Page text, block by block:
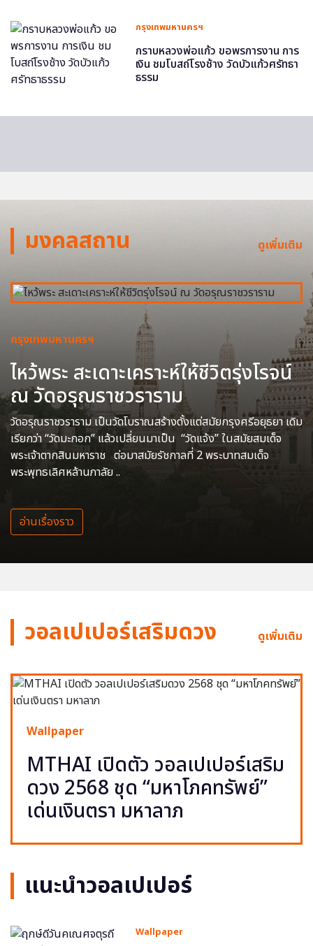
กรุงเทพมหานครฯ
กราบหลวงพ่อแก้ว ขอพรการงาน การ
เงิน ชมโบสถ์โรงช้าง วัดบัวแก้วศรัทธา
ธรรม
มงคลสถาน ดูเพิ่มเติม
กรุงเทพมหานครฯ
ไหว้พระ สะเดาะเคราะห์ให้ชีวิตรุ่งโรจน์
ณ วัดอรุณราชวราราม
วัดอรุณราชวราราม เป็นวัดโบราณสร้างตั้งแต่สมัยกรุงศรีอยุธยา เดิม
เรียกว่า “วัดมะกอก” แล้วเปลี่ยนมาเป็น “วัดแจ้ง” ในสมัยสมเด็จ
พระเจ้าตากสินมหาราช ต่อมาสมัยรัชกาลที่ 2 พระบาทสมเด็จ
พระพุทธเลิศหล้านภาลัย ..
อ่านเรื่องราว
วอลเปเปอร์เสริมดวง ดูเพิ่มเติม
Wallpaper
MTHAI เปิดตัว วอลเปเปอร์เสริม
ดวง 2568 ชุด “มหาโภคทรัพย์”
เด่นเงินตรา มหาลาภ
แนะนำวอลเปเปอร์
Wallpaper